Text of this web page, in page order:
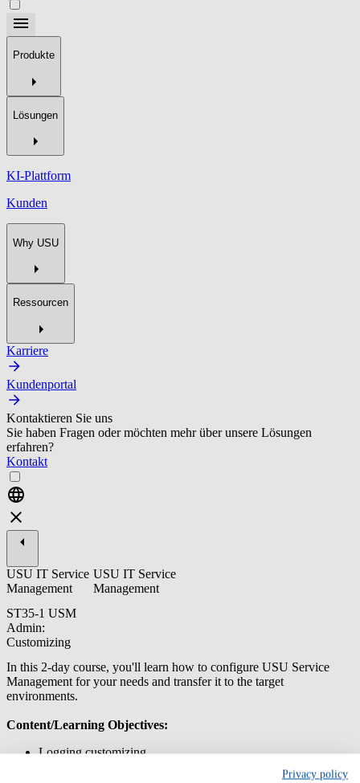
Produkte
Lösungen
KI-Plattform
Kunden
Why USU
Ressourcen
Karriere
Kundenportal
Kontaktieren Sie uns
Sie haben Fragen oder möchten mehr über unsere Lösungen
erfahren?
Kontakt
USU IT Service
Management
ST35-1 USM
Admin:
Customizing
USU IT Service
Management
In this 2-day course, you'll learn how to configure USU Service
Management for your needs and transfer it to the target
environments.
Content/Learning Objectives:
Logging customizing
Creating new object types in USU Service Management
Privacy policy